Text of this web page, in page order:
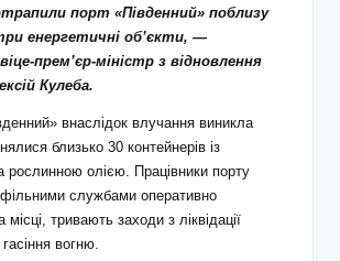
порт «Південний» поблизу
енергетичні об’єкти, —
віце-прем’єр-міністр з відновлення
Кулеба.
внаслідок влучання виникла
близько 30 контейнерів із
рослинною олією. Працівники порту
службами оперативно
тривають заходи з ліквідації
вогню.